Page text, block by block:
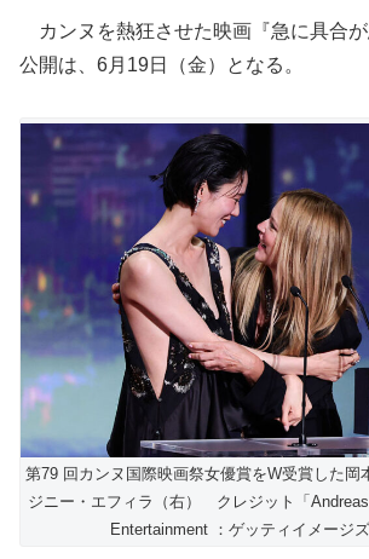
カンヌを熱狂させた映画『急に具合
公開は、6月19日（金）となる。
第79 回カンヌ国際映画祭⼥優賞をW受賞した岡
ジニー・エフィラ（右） クレジット「
Entertainment ：ゲッティイメージ